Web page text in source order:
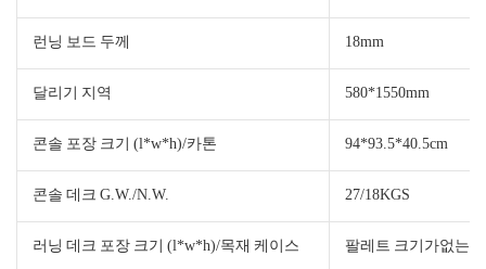
런닝 보드 두께 18mm
달리기 지역 580*1550mm
콘솔 포장 크기 (l*w*h)/카톤 94*93.5*40.5cm
콘솔 데크 G.W./N.W. 27/18KGS
러닝 데크 포장 크기 (l*w*h)/목재 케이스 팔레트 크기가없는